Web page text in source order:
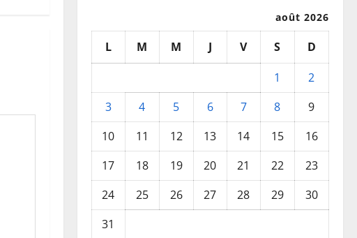
août 2026
L M M J V S
D
1
2
3
4 5 6 7 8
9
10
11 12 13 14 15
16
17
18 19 20 21 22
23
24
25 26 27 28 29
30
31